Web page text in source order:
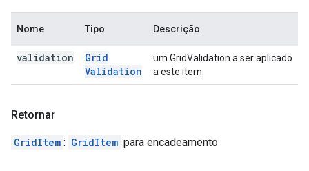
Nome Tipo Descrição
validation
Grid
Validation
um GridValidation a ser aplicado
a este item.
Retornar
GridItem : GridItem para encadeamento